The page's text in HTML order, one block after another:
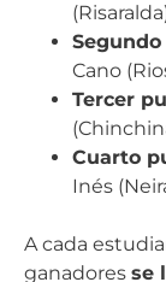
Cano
Tercer
Cuarto
Inés
A cada
ganadores se